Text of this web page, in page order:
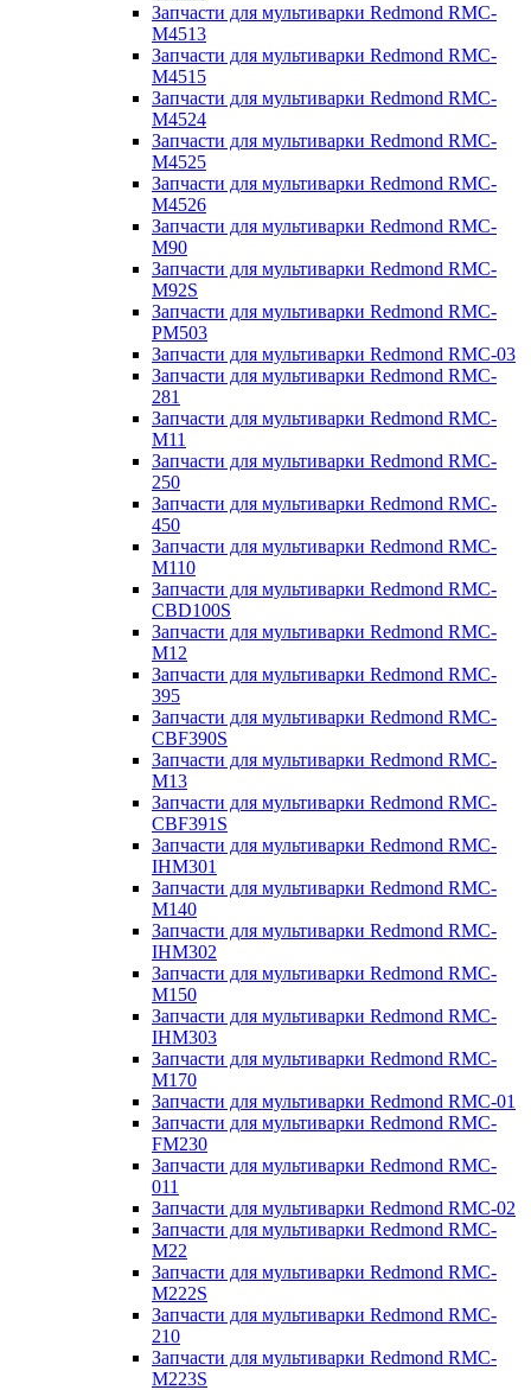
Запчасти для мультиварки Redmond RMC-
M4513
Запчасти для мультиварки Redmond RMC-
M4515
Запчасти для мультиварки Redmond RMC-
M4524
Запчасти для мультиварки Redmond RMC-
M4525
Запчасти для мультиварки Redmond RMC-
M4526
Запчасти для мультиварки Redmond RMC-
M90
Запчасти для мультиварки Redmond RMC-
M92S
Запчасти для мультиварки Redmond RMC-
PM503
Запчасти для мультиварки Redmond RMC-03
Запчасти для мультиварки Redmond RMC-
281
Запчасти для мультиварки Redmond RMC-
M11
Запчасти для мультиварки Redmond RMC-
250
Запчасти для мультиварки Redmond RMC-
450
Запчасти для мультиварки Redmond RMC-
M110
Запчасти для мультиварки Redmond RMC-
CBD100S
Запчасти для мультиварки Redmond RMC-
M12
Запчасти для мультиварки Redmond RMC-
395
Запчасти для мультиварки Redmond RMC-
CBF390S
Запчасти для мультиварки Redmond RMC-
M13
Запчасти для мультиварки Redmond RMC-
CBF391S
Запчасти для мультиварки Redmond RMC-
IHM301
Запчасти для мультиварки Redmond RMC-
M140
Запчасти для мультиварки Redmond RMC-
IHM302
Запчасти для мультиварки Redmond RMC-
M150
Запчасти для мультиварки Redmond RMC-
IHM303
Запчасти для мультиварки Redmond RMC-
M170
Запчасти для мультиварки Redmond RMC-01
Запчасти для мультиварки Redmond RMC-
FM230
Запчасти для мультиварки Redmond RMC-
011
Запчасти для мультиварки Redmond RMC-02
Запчасти для мультиварки Redmond RMC-
M22
Запчасти для мультиварки Redmond RMC-
M222S
Запчасти для мультиварки Redmond RMC-
210
Запчасти для мультиварки Redmond RMC-
M223S